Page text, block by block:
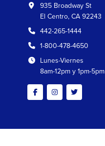
935 Broadway St
El Centro, CA 92243
442-265-1444
1-800-478-4650
Lunes-Viernes
8am-12pm y 1pm-5pm
FacebookInstagramTwitter